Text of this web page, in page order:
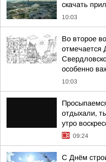
скачать
10:03
Во второе
отмечается
особенно
10:03
отдыхали,
утро
09:24
С Днём